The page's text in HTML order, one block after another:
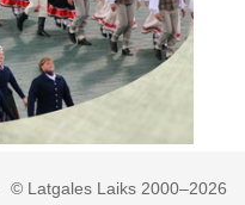
© Latgales Laiks 2000–2026